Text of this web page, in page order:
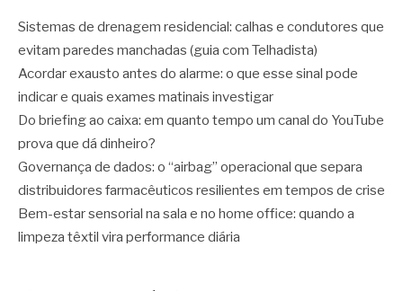
Sistemas de drenagem residencial: calhas e condutores que
evitam paredes manchadas (guia com Telhadista)
Acordar exausto antes do alarme: o que esse sinal pode
indicar e quais exames matinais investigar
Do briefing ao caixa: em quanto tempo um canal do YouTube
prova que dá dinheiro?
Governança de dados: o “airbag” operacional que separa
distribuidores farmacêuticos resilientes em tempos de crise
Bem-estar sensorial na sala e no home office: quando a
limpeza têxtil vira performance diária